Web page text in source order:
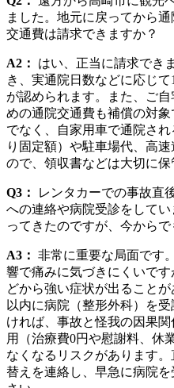
ました。地元に戻ってから
交通費は請求できますか？
A2：
はい、正当に請求でき
き、実通院日数などに応じ
が認められます。また、ご
めの通院交通費も補償の対
でなく、自家用車で通院さ
り固定額）や駐車場代、高
ので、領収書などは大切に保
Q3：
レンタカーでの事故直
への連絡や病院受診をして
ってきたのですが、今からで
A3： 非常に重要な局面です
響で痛みに気づきにくいで
どから強い症状が出ること
以内に病院（整形外科）を
ければ、事故と怪我の因果
用（治療費0円や慰謝料、休
なくなるリスクがあります
替えを連絡し、早急に病院